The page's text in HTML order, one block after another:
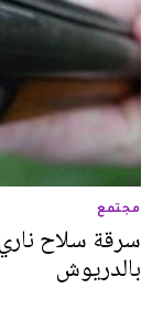
مجتمع
سرقة سلاح
بالدريوش